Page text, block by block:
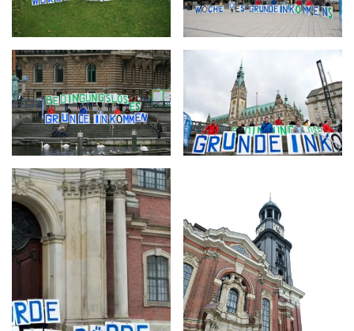
Glossar
Filme
Literatur
Links